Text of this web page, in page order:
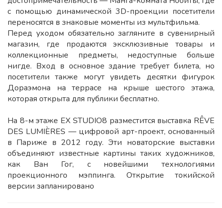
с помощью динамической 3D-проекции посетители
переносятся в знаковые моменты из мультфильма.
Перед уходом обязательно загляните в сувенирный
магазин, где продаются эксклюзивные товары и
коллекционные предметы, недоступные больше
нигде. Вход в основное здание требует билета, но
посетители также могут увидеть десятки фигурок
Дораэмона на террасе на крыше шестого этажа,
которая открыта для публики бесплатно.
На 8-м этаже EX STUDIO8 разместится выставка RÊVE
DES LUMIÈRES — цифровой арт-проект, основанный
в Париже в 2012 году. Эти новаторские выставки
объединяют известные картины таких художников,
как Ван Гог, с новейшими технологиями
проекционного мэппинга. Открытие токийской
версии запланировано